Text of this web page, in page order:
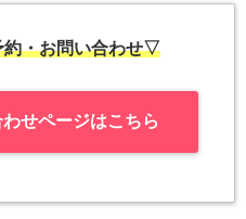
・お問い合わせ▽
せページはこちら